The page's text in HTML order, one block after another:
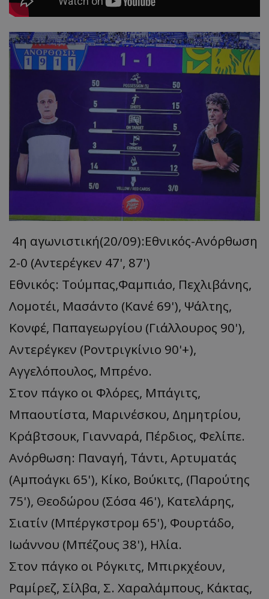
4η αγωνιστική(20/09):Εθνικός-Ανόρθωση
2-0 (Αντερέγκεν 47', 87')
Εθνικός: Τούμπας,Φαμπιάο, Πεχλιβάνης,
Λομοτέι, Μασάντο (Κανέ 69'), Ψάλτης,
Κονφέ, Παπαγεωργίου (Γιάλλουρος 90'),
Αντερέγκεν (Ροντριγκίνιο 90'+),
Αγγελόπουλος, Μπρένο.
Στον πάγκο οι Φλόρες, Μπάγιτς,
Μπαουτίστα, Μαρινέσκου, Δημητρίου,
Κράβτσουκ, Γιανναρά, Πέρδιος, Φελίπε.
Ανόρθωση: Παναγή, Τάντι, Αρτυματάς
(Αμποάγκι 65'), Κίκο, Βούκιτς, (Παρούτης
75'), Θεοδώρου (Σόσα 46'), Κατελάρης,
Σιατίν (Μπέργκστρομ 65'), Φουρτάδο,
Ιωάννου (Μπέζους 38'), Ηλία.
Στον πάγκο οι Ρόγκιτς, Μπιρκχέουν,
Ραμίρεζ, Σίλβα, Σ. Χαραλάμπους, Κάκτας,